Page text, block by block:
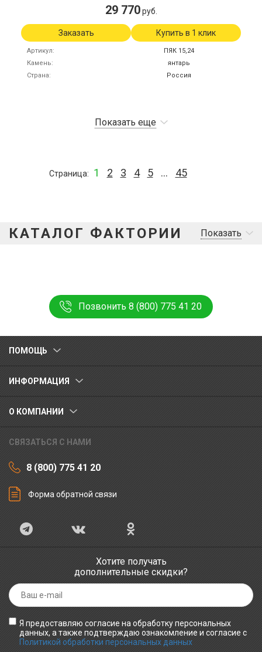
29 770 руб.
Заказать Купить в 1 клик
Артикул
ПЯК 15,24
Камень
янтарь
Страна
Россия
Показать еще
Страница 1 2 3 4 5 ... 45
КАТАЛОГ ФАКТОРИИ Показать
Позвонить 8 (800) 775 41 20
ПОМОЩЬ
ИНФОРМАЦИЯ
О КОМПАНИИ
СВЯЗАТЬСЯ С НАМИ
8 (800) 775 41 20
Форма обратной связи
Хотите получать
дополнительные скидки?
Я предоставляю согласие на обработку персональных
данных, а также подтверждаю ознакомление и согласие с
Политикой обработки персональных данных